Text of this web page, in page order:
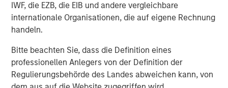
IWF, die EZB, die EIB und andere vergleichbare
internationale Organisationen, die auf eigene Rechnung
handeln.
Bitte beachten Sie, dass die Definition eines
professionellen Anlegers von der Definition der
Regulierungsbehörde des Landes abweichen kann, von
About BAST
privately-owned, neutral and independent financial
services company and investment boutique, which
undertakes special investment, shareholding and capital
market projects. Its objective is to increase corporate